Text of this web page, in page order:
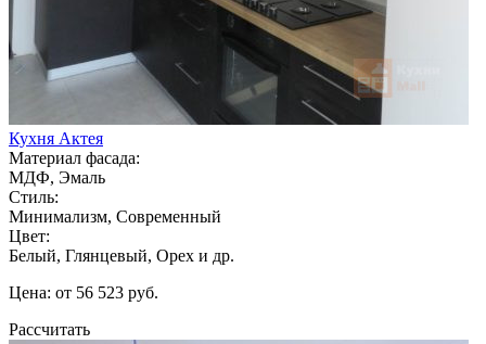
Кухня Актея
Материал фасада:
МДФ, Эмаль
Стиль:
Минимализм, Современный
Цвет:
Белый, Глянцевый, Орех и др.
Цена: от 56 523 руб.
Рассчитать